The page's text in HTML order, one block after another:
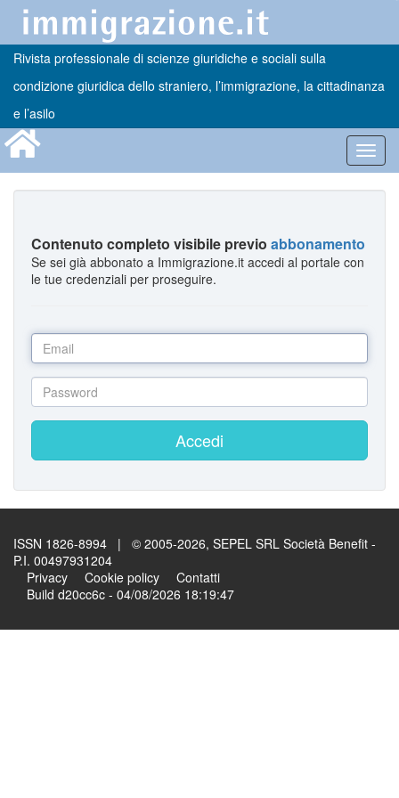
Rivista professionale di scienze giuridiche e sociali sulla
condizione giuridica dello straniero, l’immigrazione, la cittadinanza
e l’asilo
Contenuto completo visibile previo abbonamento
Se sei già abbonato a Immigrazione.it accedi al portale con
le tue credenziali per proseguire.
Accedi
ISSN 1826-8994 | © 2005-2026, SEPEL SRL Società Benefit -
P.I. 00497931204
Privacy
Cookie policy
Contatti
Build d20cc6c - 04/08/2026 18:19:47